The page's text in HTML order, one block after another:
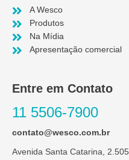
A Wesco
Produtos
Na Mídia
Apresentação comercial
Entre em Contato
11 5506-7900
contato@wesco.com.br
Avenida Santa Catarina, 2.505